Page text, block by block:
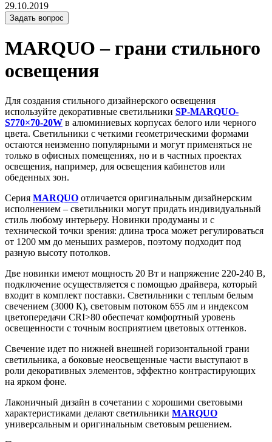
29.10.2019
Задать вопрос
MARQUO – грани стильного
освещения
Для создания стильного дизайнерского освещения
используйте декоративные светильники SP-MARQUO-
S770×70-20W в алюминиевых корпусах белого или черного
цвета. Светильники с четкими геометрическими формами
остаются неизменно популярными и могут применяться не
только в офисных помещениях, но и в частных проектах
освещения, например, для освещения кабинетов или
обеденных зон.
Серия MARQUO отличается оригинальным дизайнерским
исполнением – светильники могут придать индивидуальный
стиль любому интерьеру. Новинки продуманы и с
технической точки зрения: длина троса может регулироваться
от 1200 мм до меньших размеров, поэтому подходит под
разную высоту потолков.
Две новинки имеют мощность 20 Вт и напряжение 220-240 В,
подключение осуществляется с помощью драйвера, который
входит в комплект поставки. Светильники с теплым белым
свечением (3000 К), световым потоком 655 лм и индексом
цветопередачи CRI>80 обеспечат комфортный уровень
освещенности с точным восприятием цветовых оттенков.
Свечение идет по нижней внешней горизонтальной грани
светильника, а боковые неосвещенные части выступают в
роли декоративных элементов, эффектно контрастирующих
на ярком фоне.
Лаконичный дизайн в сочетании с хорошими световыми
характеристиками делают светильники MARQUO
универсальным и оригинальным световым решением.